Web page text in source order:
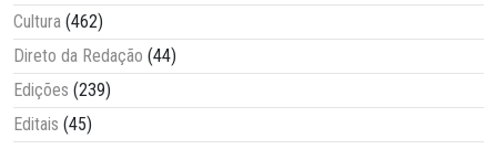
Cultura (462)
Direto da Redação (44)
Edições (239)
Editais (45)